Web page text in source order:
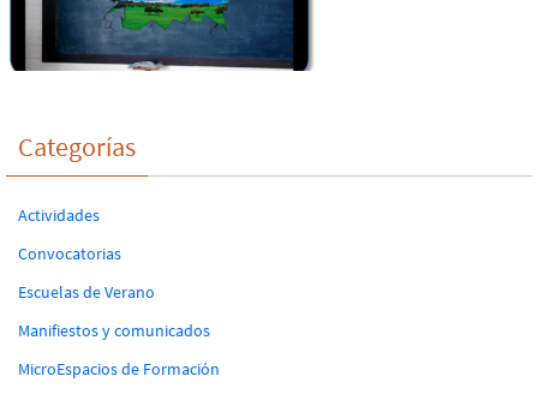
Categorías
Actividades
Convocatorias
Escuelas de Verano
Manifiestos y comunicados
MicroEspacios de Formación